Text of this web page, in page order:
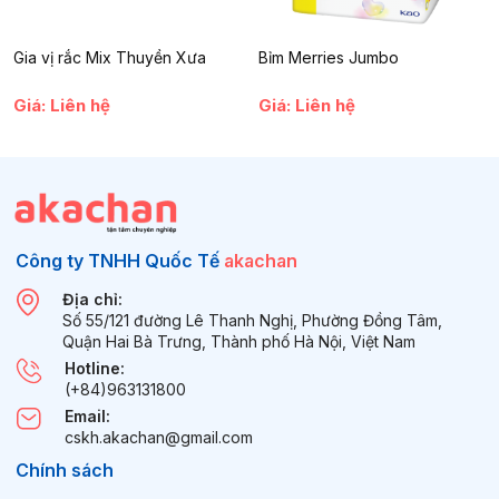
Hướng dẫn sử dụng
ngang hông. Mẹ cần điều chỉnh sao cho vùng đai lưng nằm trên
Gia vị rắc Mix Thuyền Xưa
Giá: Liên hệ
Bỉm Merries Jumbo
Giá: Liên hệ
Công ty TNHH Quốc Tế akachan
Địa chỉ:
Số 55/121 đường Lê Thanh Nghị, Phường Đồng Tâm,
Quận Hai Bà Trưng, Thành phố Hà Nội, Việt Nam
Hotline:
(+84)963131800
Email:
cskh.akachan@gmail.com
Chính sách